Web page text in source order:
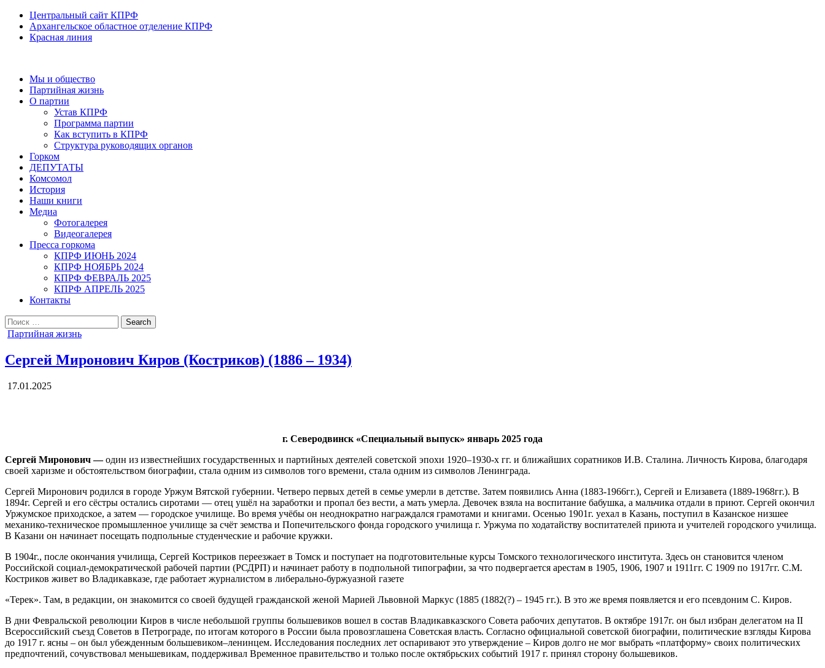
Центральный сайт КПРФ
Архангельское областное отделение КПРФ
Красная линия
Мы и общество
Партийная жизнь
О партии
Устав КПРФ
Программа партии
Как вступить в КПРФ
Структура руководящих органов
Горком
ДЕПУТАТЫ
Комсомол
История
Наши книги
Медиа
Фотогалерея
Видеогалерея
Пресса горкома
КПРФ ИЮНЬ 2024
КПРФ НОЯБРЬ 2024
КПРФ ФЕВРАЛЬ 2025
КПРФ АПРЕЛЬ 2025
Контакты
Search
for:
Posted
Партийная жизнь
Сергей Миронович Киров (Костриков) (1886 – 1934)
17.01.2025
г. Северодвинск «Специальный выпуск» январь 2025 года
Сергей Миронович —один из известнейших государственных и партийных деятелей советской эпохи 1920–1930-х гг. и ближайших соратников И.В. Сталина. Личность Кирова, благодаря
своей харизме и обстоятельством биографии, стала одним из символов того времени, стала одним из символов Ленинграда.
Сергей Миронович родился в городе Уржум Вятской губернии. Четверо первых детей в семье умерли в детстве. Затем появились Анна (1883-1966гг.), Сергей и Елизавета (1889-1968гг.). В
1894г. Сергей и его сёстры остались сиротами — отец ушёл на заработки и пропал без вести, а мать умерла. Девочек взяла на воспитание бабушка, а мальчика отдали в приют. Сергей окончил
Уржумское приходское, а затем — городское училище. Во время учёбы он неоднократно награждался грамотами и книгами. Осенью 1901г. уехал в Казань, поступил в Казанское низшее
механико-техническое промышленное училище за счёт земства и Попечительского фонда городского училища г. Уржума по ходатайству воспитателей приюта и учителей городского училища.
В Казани он начинает посещать подпольные студенческие и рабочие кружки.
В 1904г., после окончания училища, Сергей Костриков переезжает в Томск и поступает на подготовительные курсы Томского технологического института. Здесь он становится членом
Российской социал-демократической рабочей партии (РСДРП) и начинает работу в подпольной типографии, за что подвергается арестам в 1905, 1906, 1907 и 1911гг. С 1909 по 1917гг. С.М.
Костриков живет во Владикавказе, где работает журналистом в либерально-буржуазной газете
«Терек». Там, в редакции, он знакомится со своей будущей гражданской женой Марией Львовной Маркус (1885 (1882(?) – 1945 гг.). В это же время появляется и его псевдоним С. Киров.
В дни Февральской революции Киров в числе небольшой группы большевиков вошел в состав Владикавказского Совета рабочих депутатов. В октябре 1917г. он был избран делегатом на II
Всероссийский съезд Советов в Петрограде, по итогам которого в России была провозглашена Советская власть. Согласно официальной советской биографии, политические взгляды Кирова
до 1917 г. ясны – он был убежденным большевиком–ленинцем. Исследования последних лет оспаривают это утверждение – Киров долго не мог выбрать «платформу» своих политических
предпочтений, сочувствовал меньшевикам, поддерживал Временное правительство и только после октябрьских событий 1917 г. принял сторону большевиков.